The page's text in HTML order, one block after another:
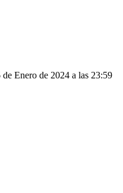
Enero de 2024 a las 23:59